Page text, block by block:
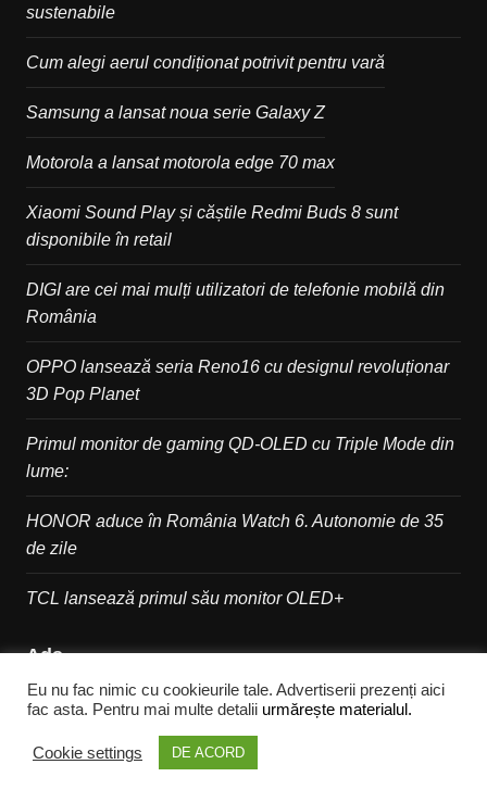
sustenabile
Cum alegi aerul condiționat potrivit pentru vară
Samsung a lansat noua serie Galaxy Z
Motorola a lansat motorola edge 70 max
Xiaomi Sound Play și căștile Redmi Buds 8 sunt
disponibile în retail
DIGI are cei mai mulți utilizatori de telefonie mobilă din
România
OPPO lansează seria Reno16 cu designul revoluționar
3D Pop Planet
Primul monitor de gaming QD-OLED cu Triple Mode din
lume:
HONOR aduce în România Watch 6. Autonomie de 35
de zile
TCL lansează primul său monitor OLED+
Ads
Eu nu fac nimic cu cookieurile tale. Advertiserii prezenți aici
fac asta. Pentru mai multe detalii urmărește materialul.
Cookie settings DE ACORD